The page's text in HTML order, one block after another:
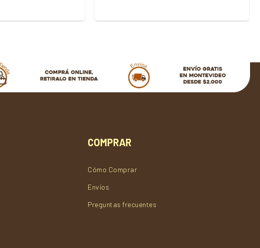
COMPRAR
Cómo Comprar
Envios
Preguntas frecuentes